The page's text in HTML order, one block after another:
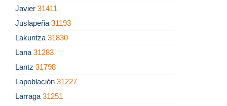
Javier 31411
Juslapeña 31193
Lakuntza 31830
Lana 31283
Lantz 31798
Lapoblación 31227
Larraga 31251